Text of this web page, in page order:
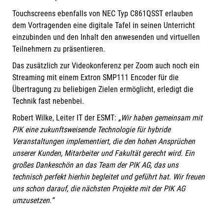
Touchscreens ebenfalls von NEC Typ C861QSST erlauben
dem Vortragenden eine digitale Tafel in seinen Unterricht
einzubinden und den Inhalt den anwesenden und virtuellen
Teilnehmern zu präsentieren.
Das zusätzlich zur Videokonferenz per Zoom auch noch ein
Streaming mit einem Extron SMP111 Encoder für die
Übertragung zu beliebigen Zielen ermöglicht, erledigt die
Technik fast nebenbei.
Robert Wilke, Leiter IT der ESMT: „Wir haben gemeinsam mit
PIK eine zukunftsweisende Technologie für hybride
Veranstaltungen implementiert, die den hohen Ansprüchen
unserer Kunden, Mitarbeiter und Fakultät gerecht wird. Ein
großes Dankeschön an das Team der PIK AG, das uns
technisch perfekt hierhin begleitet und geführt hat. Wir freuen
uns schon darauf, die nächsten Projekte mit der PIK AG
umzusetzen.“